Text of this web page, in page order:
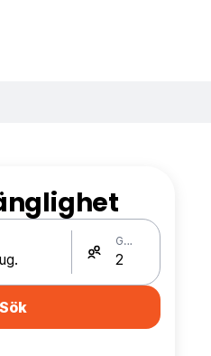
Gäster
Sök